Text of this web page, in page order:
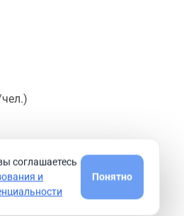
соглашаетесь
и
Понятно